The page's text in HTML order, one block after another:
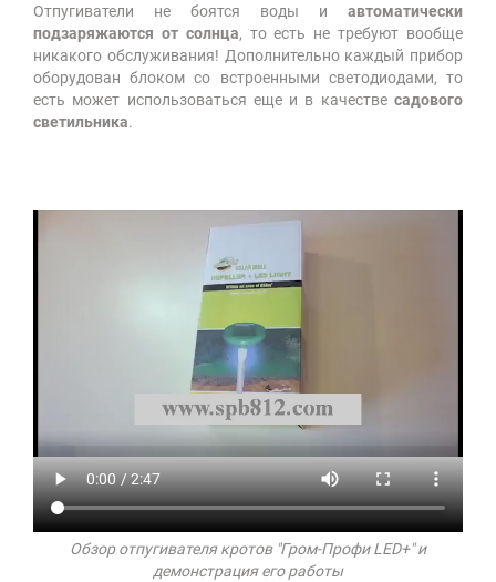
Отпугиватели не боятся воды и автоматически
подзаряжаются от солнца, то есть не требуют вообще
никакого обслуживания! Дополнительно каждый прибор
оборудован блоком со встроенными светодиодами, то
есть может использоваться еще и в качестве садового
светильника.
Обзор отпугивателя кротов "Гром-Профи LED+" и
демонстрация его работы